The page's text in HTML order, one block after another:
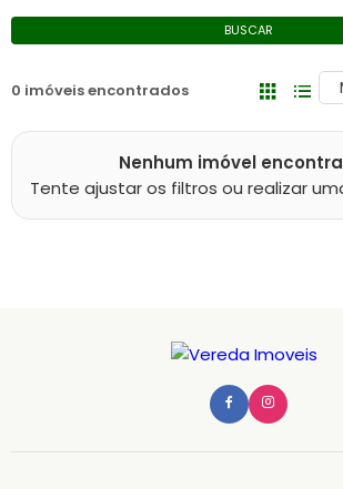
BUSCAR
0 imóveis encontrados
Nenhum imóvel
Tente ajustar os filtros ou realizar